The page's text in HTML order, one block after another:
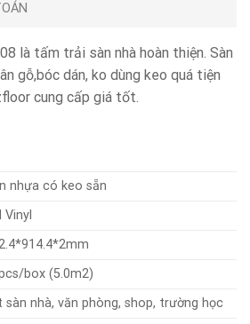
là tấm trải sàn nhà hoàn thiện. Sàn
gỗ,bóc dán, ko dùng keo quá tiện
cung cấp giá tốt.
nhựa có keo sẵn
Vinyl
box (5.0m2)
sàn nhà, văn phòng, shop, trường học